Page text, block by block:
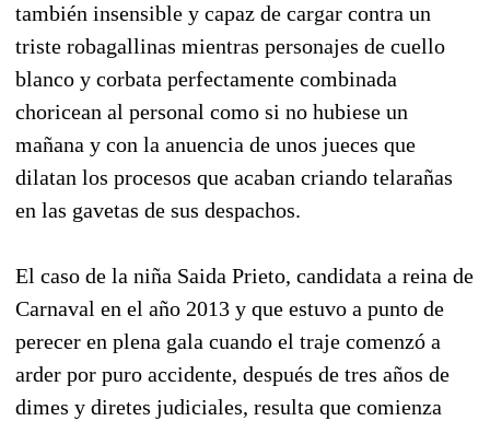
también insensible y capaz de cargar contra un
triste robagallinas mientras personajes de cuello
blanco y corbata perfectamente combinada
choricean al personal como si no hubiese un
mañana y con la anuencia de unos jueces que
dilatan los procesos que acaban criando telarañas
en las gavetas de sus despachos.
El caso de la niña Saida Prieto, candidata a reina de
Carnaval en el año 2013 y que estuvo a punto de
perecer en plena gala cuando el traje comenzó a
arder por puro accidente, después de tres años de
dimes y diretes judiciales, resulta que comienza